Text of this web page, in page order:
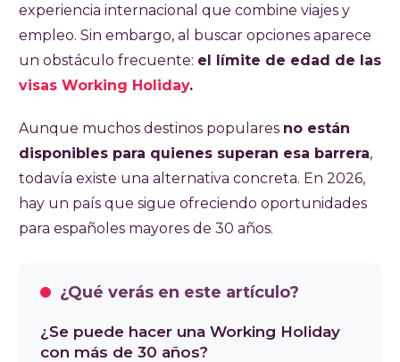
experiencia internacional que combine viajes y
empleo. Sin embargo, al buscar opciones aparece
un obstáculo frecuente: el límite de edad de las
visas Working Holiday.
Aunque muchos destinos populares no están
disponibles para quienes superan esa barrera,
todavía existe una alternativa concreta. En 2026,
hay un país que sigue ofreciendo oportunidades
para españoles mayores de 30 años.
¿Qué verás en este artículo?
¿Se puede hacer una Working Holiday
con más de 30 años?